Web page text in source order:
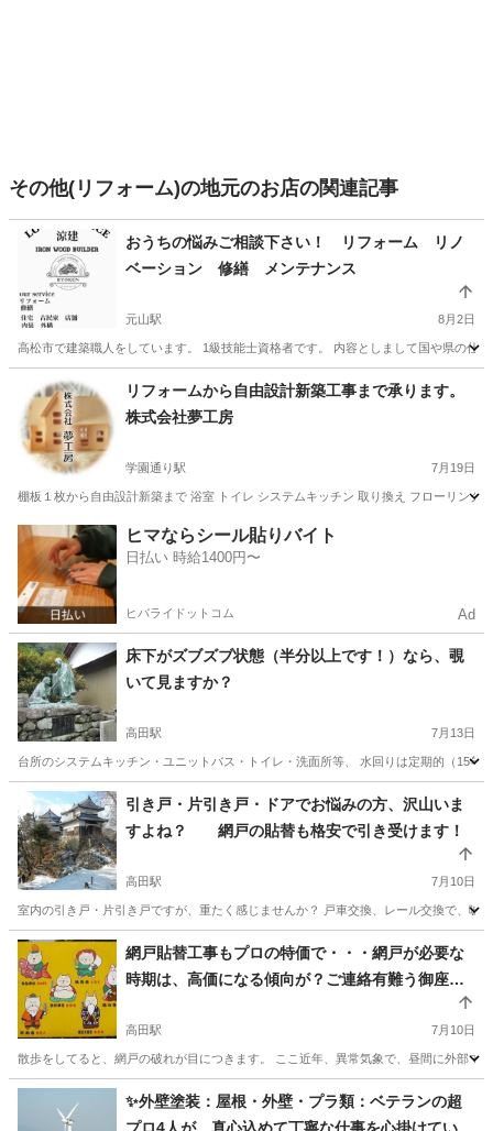
その他(リフォーム)の地元のお店の関連記事
おうちの悩みご相談下さい！ リフォーム リノ
ベーション 修繕 メンテナンス
元山駅 8月2日
高松市で建築職人をしています。 1級技能士資格者です。 内容としまして国や県の仕
香川 高松市 その他 火災保険
リフォームから自由設計新築工事まで承ります。
株式会社夢工房
学園通り駅 7月19日
棚板１枚から自由設計新築まで 浴室 トイレ システムキッチン 取り換え フローリン
香川 木田郡 学園通り駅 その他
ヒマならシール貼りバイト
日払い 時給1400円〜
ヒバライドットコム Ad
床下がズブズブ状態（半分以上です！）なら、覗
いて見ますか？
高田駅 7月13日
台所のシステムキッチン・ユニットバス・トイレ・洗面所等、 水回りは定期的（15
香川 高松市 高田駅 その他
引き戸・片引き戸・ドアでお悩みの方、沢山いま
すよね？ 網戸の貼替も格安で引き受けます！
高田駅 7月10日
室内の引き戸・片引き戸ですが、重たく感じませんか？ 戸車交換、レール交換で、
香川 高松市 高田駅 その他
網戸貼替工事もプロの特価で・・・網戸が必要な
時期は、高価になる傾向が？ご連絡有難う御座い
高田駅 7月10日
散歩をしてると、網戸の破れが目につきます。 ここ近年、異常気象で、昼間に外部
香川 高松市 高田駅 その他 網戸
✨外壁塗装：屋根・外壁・プラ類：ベテランの超